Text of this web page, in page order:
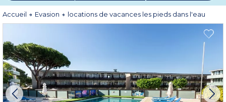
domaines résidentiels de plein air vous invitent à vous relaxer et à profiter
d'un accès rapide à la baignade.
*pieds dans l'eau : à moins de 300 m des plages
Accueil Evasion locations de vacances les pieds dans l'eau